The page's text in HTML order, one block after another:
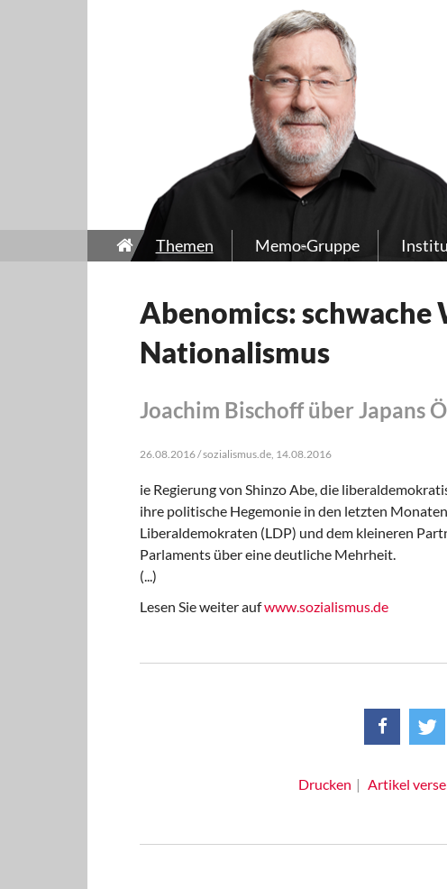
Themen Memo-Gruppe
Abenomics:
Nationalismus
Joachim Bischoff über Japans
26.08.2016 / sozialismus.de, 14.08.2016
ie Regierung von Shinzo Abe, die
ihre politische Hegemonie in den letzten
Liberaldemokraten (LDP) und dem kleineren
Parlaments über eine deutliche Mehrheit.
(...)
Lesen Sie weiter aufwww.sozialismus.de
Drucken Artikel